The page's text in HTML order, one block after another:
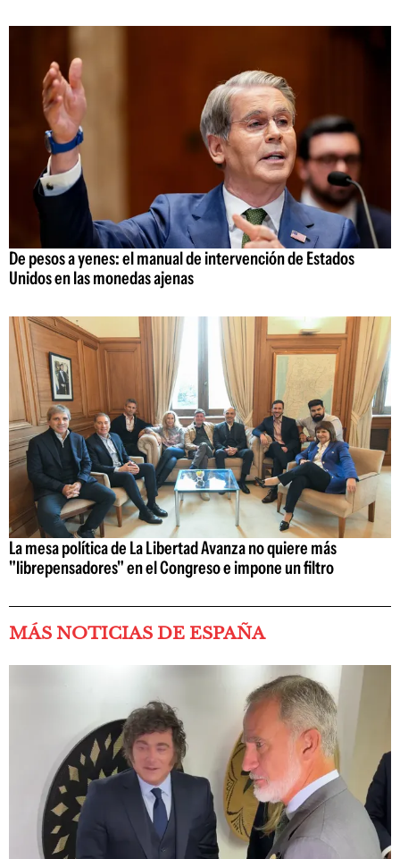
De pesos a yenes: el manual de intervención de Estados
Unidos en las monedas ajenas
La mesa política de La Libertad Avanza no quiere más
"librepensadores" en el Congreso e impone un filtro
MÁS NOTICIAS DE ESPAÑA